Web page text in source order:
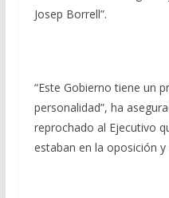
Josep Borrell”.
“Este Gobierno tiene un
personalidad”, ha
reprochado al Ejecutivo
estaban en la oposición